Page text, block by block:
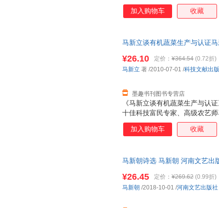
加入购物车 收藏
马新立谈有机蔬菜生产与认证
《马新立谈有机蔬菜生产与认
十佳科技富民专家、高级农艺
全国范围内选择了20余位专家
阐述了鸟翼形生态温室、有机
进行了比较详细的介绍。内容
证》适合广大农村科技工作者
人员阅读。
¥26.10 定价： ¥364.54 (0.72折)
墨趣书刊图书专营店
马新立 著 /2010-07-01 /科技文献出
加入购物车 收藏
马新朝诗选 马新朝 河南文艺出
¥26.45 定价： ¥269.62 (0.99折)
马新朝 /2018-10-01 /河南文艺出版社